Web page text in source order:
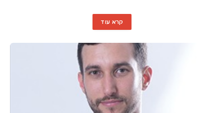
קרא עוד